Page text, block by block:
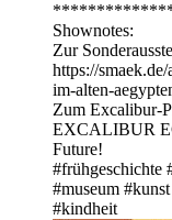
Shownotes:
Zur
⁠⁠⁠⁠⁠⁠https://
im-alten-
Zum Excalibur-
EXCALIBUR
Future!
#frühgeschichte
#museum
#kindheit